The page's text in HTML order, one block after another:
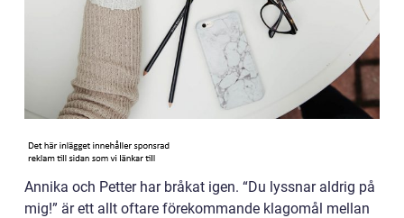
Annika och Petter har bråkat igen. “Du lyssnar aldrig på
mig!” är ett allt oftare förekommande klagomål mellan